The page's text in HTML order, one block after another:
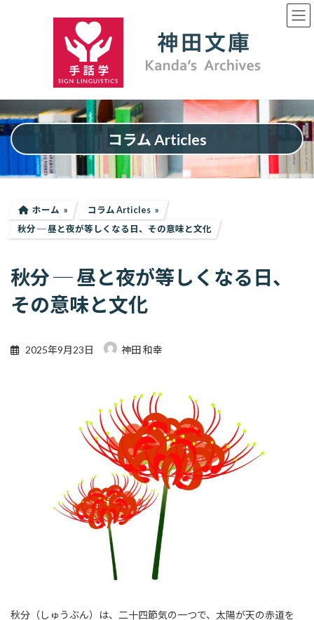
ッ
プ
移
動
コラム Articles
ホーム
コラム Articles
秋分 ─ 昼と夜が等しくなる日、その意味と文化
秋分 ─ 昼と夜が等しくなる日、
その意味と文化
2025年9月23日 神田 和幸
秋分（しゅうぶん）は、二十四節気の一つで、太陽が天の赤道を